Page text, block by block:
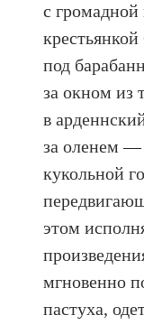
с
под
за окном из
в
за оленем —
кукольной
этом
мгновенно
пастуха,